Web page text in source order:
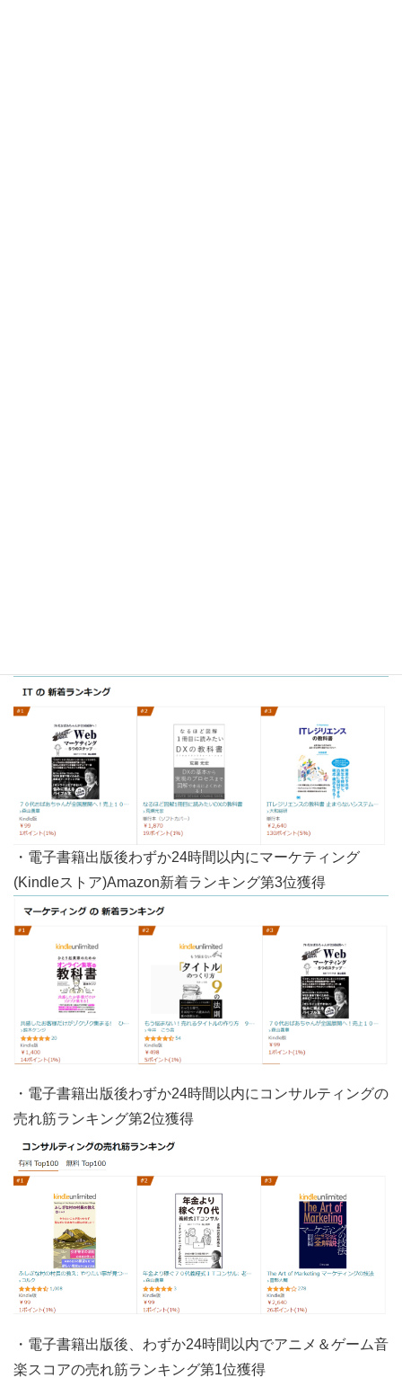
・電子書籍出版後わずか24時間以内にマーケティング
(Kindleストア)Amazon新着ランキング第3位獲得
・電子書籍出版後わずか24時間以内にコンサルティングの
売れ筋ランキング第2位獲得
・電子書籍出版後、わずか24時間以内でアニメ＆ゲーム音
楽スコアの売れ筋ランキング第1位獲得